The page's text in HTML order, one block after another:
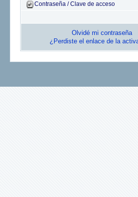
Contraseña / Clave de acceso
Olvidé mi contraseña
¿Perdiste el enlace de la